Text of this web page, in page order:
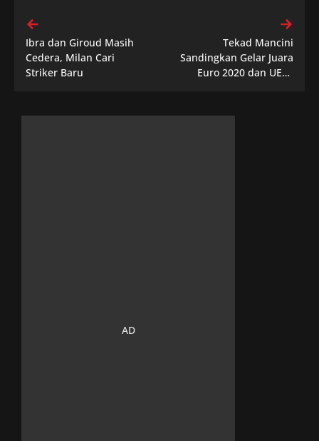
Ibra dan Giroud Masih
Cedera, Milan Cari
Striker Baru
Tekad Mancini
Sandingkan Gelar Juara
Euro 2020 dan UEFA